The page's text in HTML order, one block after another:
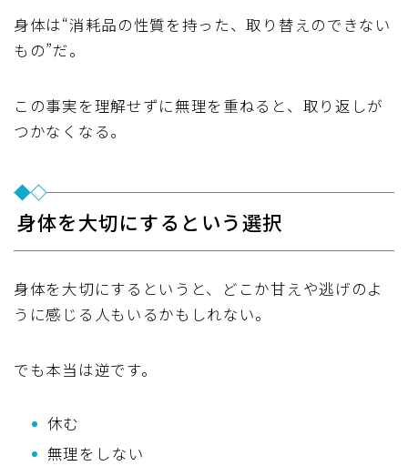
身体は“消耗品の性質を持った、取り替えのできない
もの”だ。
この事実を理解せずに無理を重ねると、取り返しが
つかなくなる。
身体を大切にするという選択
身体を大切にするというと、どこか甘えや逃げのよ
うに感じる人もいるかもしれない。
でも本当は逆です。
休む
無理をしない